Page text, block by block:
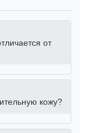
от
кожу?